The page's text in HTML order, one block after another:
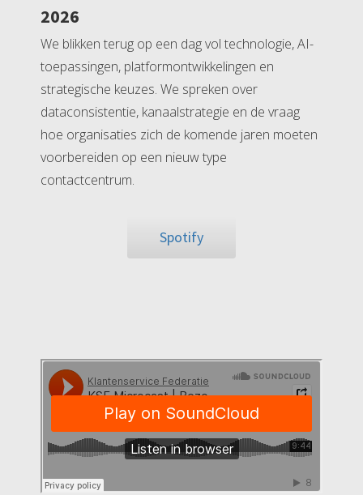
2026
We blikken terug op een dag vol technologie, AI-
toepassingen, platformontwikkelingen en
strategische keuzes. We spreken over
dataconsistentie, kanaalstrategie en de vraag
hoe organisaties zich de komende jaren moeten
voorbereiden op een nieuw type
contactcentrum.
Spotify